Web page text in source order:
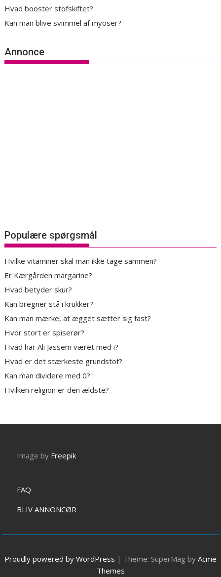
Hvad booster stofskiftet?
Kan man blive svimmel af myoser?
Annonce
Populære spørgsmål
Hvilke vitaminer skal man ikke tage sammen?
Er Kærgården margarine?
Hvad betyder skur?
Kan bregner stå i krukker?
Kan man mærke, at ægget sætter sig fast?
Hvor stort er spiserør?
Hvad har Ali Jassem været med i?
Hvad er det stærkeste grundstof?
Kan man dividere med 0?
Hvilken religion er den ældste?
Image by Freepik
FAQ
BLIV ANNONCØR
Proudly powered by WordPress | Theme: SuperMag by Acme
Themes